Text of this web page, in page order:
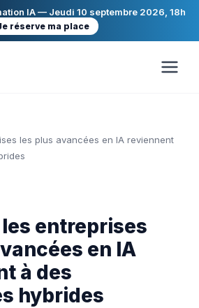
IA — Jeudi 10 septembre 2026, 18h
réserve ma place
les plus avancées en IA reviennent
entreprises
en IA
à des
hybrides